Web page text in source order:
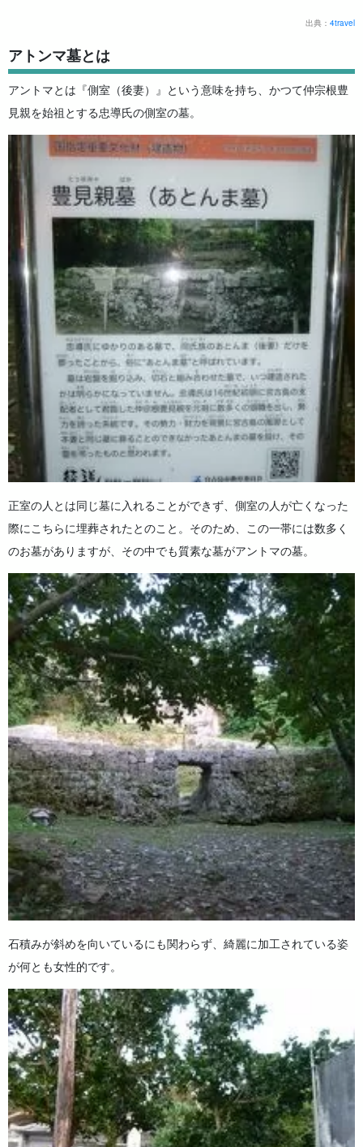
出典： 4travel
アトンマ墓とは
アントマとは『側室（後妻）』という意味を持ち、かつて仲宗根豊
見親を始祖とする忠導氏の側室の墓。
正室の人とは同じ墓に入れることができず、側室の人が亡くなった
際にこちらに埋葬されたとのこと。そのため、この一帯には数多く
のお墓がありますが、その中でも質素な墓がアントマの墓。
石積みが斜めを向いているにも関わらず、綺麗に加工されている姿
が何とも女性的です。